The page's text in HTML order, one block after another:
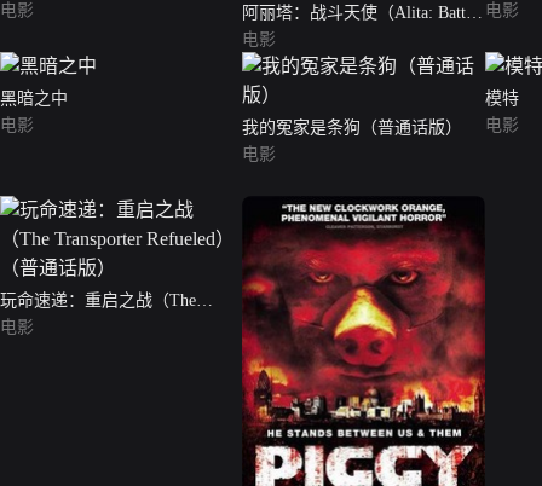
电影
阿丽塔：战斗天使（Alita: Battle
Angel）（英语版）
电影
电影
黑暗之中
电影
我的冤家是条狗（普通话版）
电影
模特
电影
玩命速递：重启之战（The
Transporter Refueled）（普通话
电影